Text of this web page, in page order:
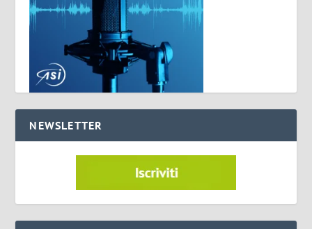
NEWSLETTER